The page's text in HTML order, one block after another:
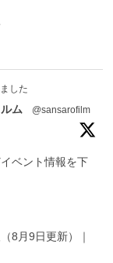
した
ム
@sansarofilm
ベント情報を下
8月9日更新）｜